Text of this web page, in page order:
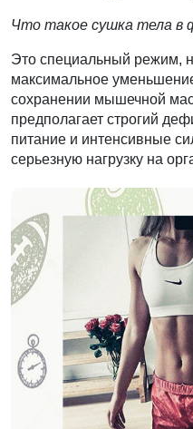
Что такое сушка тела в
Это специальный режим,
максимальное
сохранении мышечной
предполагает строгий
питание и интенсивные
серьезную нагрузку на